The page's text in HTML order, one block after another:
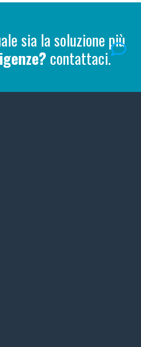
sia la soluzione più
contattaci.